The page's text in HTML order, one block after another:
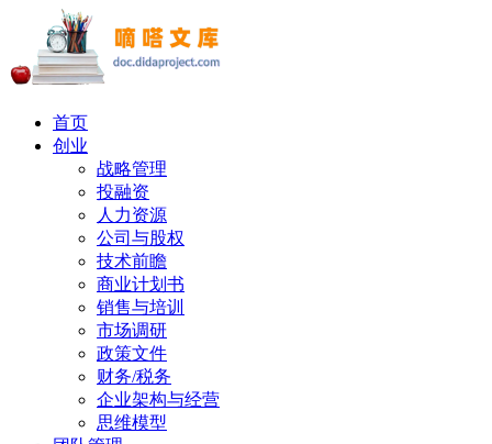
首页
创业
战略管理
投融资
人力资源
公司与股权
技术前瞻
商业计划书
销售与培训
市场调研
政策文件
财务/税务
企业架构与经营
思维模型